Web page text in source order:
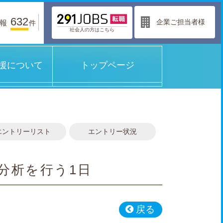
について トップページ
社会人の方はこちら
企業ご担当者様
632件
ントリーリスト エントリー状況
析を行う1日
戻る